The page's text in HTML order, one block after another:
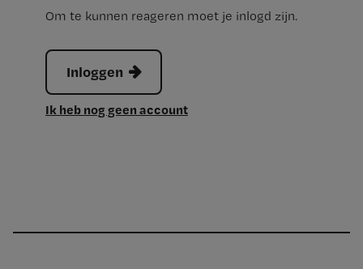
Om te kunnen reageren moet je inlogd zijn.
Inloggen
Ik heb nog geen account